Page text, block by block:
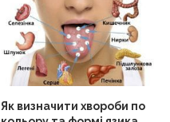
Як визначити хвороби по